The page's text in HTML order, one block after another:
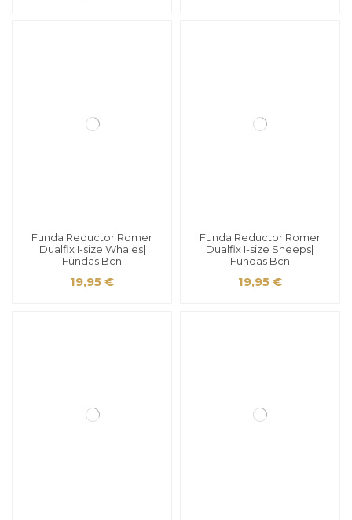
Funda Reductor Romer
Dualfix I-size Whales|
Fundas Bcn
19,95 €
Funda Reductor Romer
Dualfix I-size Sheeps|
Fundas Bcn
19,95 €